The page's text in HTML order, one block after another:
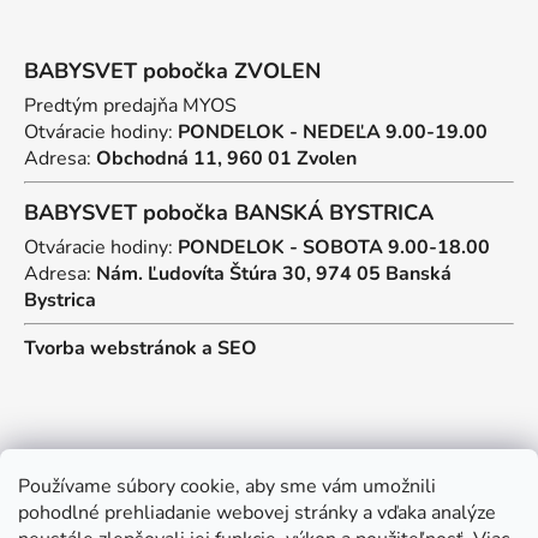
Používame súbory cookie, aby sme vám umožnili
pohodlné prehliadanie webovej stránky a vďaka analýze
BABYSVET pobočka ZVOLEN
Predtým predajňa MYOS
Otváracie hodiny: PONDELOK - NEDEĽA 9.00-19.00
Adresa: Obchodná 11, 960 01 Zvolen
BABYSVET pobočka BANSKÁ BYSTRICA
Otváracie hodiny: PONDELOK - SOBOTA 9.00-18.00
Adresa: Nám. Ľudovíta Štúra 30, 974 05 Banská
Bystrica
Tvorba webstránok a SEO
Kontakt